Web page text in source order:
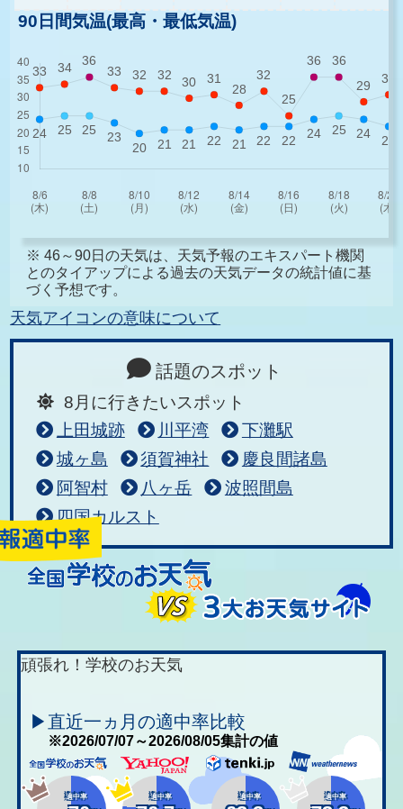
90日間気温(最高・最低気温)
※ 46～90日の天気は、天気予報のエキスパート機関
とのタイアップによる過去の天気データの統計値に基
づく予想です。
天気アイコンの意味について
話題のスポット
8月に行きたいスポット
上田城跡
川平湾
下灘駅
城ヶ島
須賀神社
慶良間諸島
阿智村
八ヶ岳
波照間島
四国カルスト
頑張れ！学校のお天気
▶直近一ヵ月の適中率比較
※2026/07/07～2026/08/05集計の値
適中率 適中率 適中率 適中率